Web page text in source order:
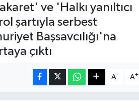
ve 'Halkı yanıltıcı
şartıyla serbest
Başsavcılığı'na
çıktı
A- A+